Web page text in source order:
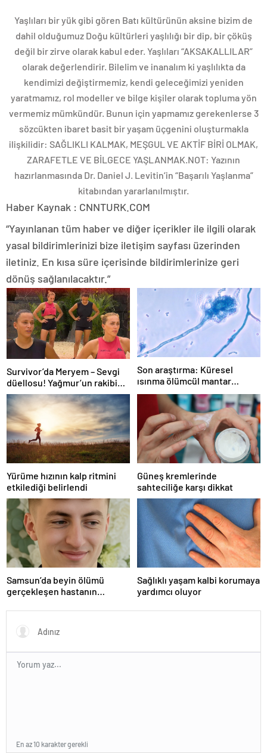
Yaşlıları bir yük gibi gören Batı kültürünün aksine bizim de
dahil olduğumuz Doğu kültürleri yaşlılığı bir dip, bir çöküş
değil bir zirve olarak kabul eder. Yaşlıları “AKSAKALLILAR”
olarak değerlendirir. Bilelim ve inanalım ki yaşlılıkta da
kendimizi değiştirmemiz, kendi geleceğimizi yeniden
yaratmamız, rol modeller ve bilge kişiler olarak topluma yön
vermemiz mümkündür. Bunun için yapmamız gerekenlerse 3
sözcükten ibaret basit bir yaşam üçgenini oluşturmakla
ilişkilidir: SAĞLIKLI KALMAK, MEŞGUL VE AKTİF BİRİ OLMAK,
ZARAFETLE VE BİLGECE YAŞLANMAK.NOT: Yazının
hazırlanmasında Dr. Daniel J. Levitin’in “Başarılı Yaşlanma”
kitabından yararlanılmıştır.
Haber Kaynak : CNNTURK.COM
“Yayınlanan tüm haber ve diğer içerikler ile ilgili olarak
yasal bildirimlerinizi bize iletişim sayfası üzerinden
iletiniz. En kısa süre içerisinde bildirimlerinize geri
dönüş sağlanılacaktır.”
Survivor’da Meryem – Sevgi
düellosu! Yağmur’un rakibi
belli oldu
Son araştırma: Küresel
ısınma ölümcül mantar
hastalığını yayabilir
Yürüme hızının kalp ritmini
etkilediği belirlendi
Güneş kremlerinde
sahteciliğe karşı dikkat
Samsun’da beyin ölümü
gerçekleşen hastanın
Sağlıklı yaşam kalbi korumaya
yardımcı oluyor
En az 10 karakter gerekli